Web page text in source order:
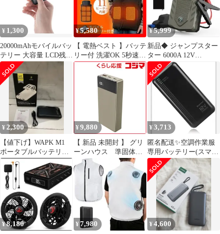
スオーヤマ CE-A20020
* 安心延長保証対象
Android CDB-VA03-BK
¥ 1,300
20000mAhモバイルバッ
テリー 大容量 LCD残量
表示PSE技術認証済
¥5,580
【 電熱ベスト 】バッテ
リー付 洗濯OK 5秒速暖
L ヒーターベスト
¥5,999
新品◆ ジャンプスター
ター 6000A 12V
20000mah PSE認証済
¥ 2,300
【値下げ】WAPK M1
ポータブルバッテリー
（ケーブルプレゼント
付）
¥ 9,880
【 新品 未開封 】 グリ
ーンハウス 準固体モ
バイル充電器
20000mAh ブラウン
［USB Power Delivery対
応 / 3ポート］ GH-
SSMBPA200-BR 未使用
送料無料
¥ 3,713
匿名配送✨空調作業服
専用バッテリー(スマホ
も可)
¥8,180 ¥ 7,980 ¥4,600